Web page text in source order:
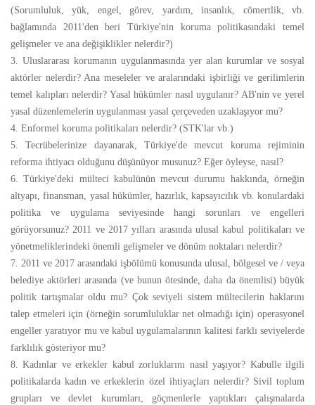
(Sorumluluk, yük, engel, görev, yardım, insanlık, cömertlik, vb.
bağlamında 2011'den beri Türkiye'nin koruma politikasındaki temel
gelişmeler ve ana değişiklikler nelerdir?)
3. Uluslararası korumanın uygulanmasında yer alan kurumlar ve sosyal
aktörler nelerdir? Ana meseleler ve aralarındaki işbirliği ve gerilimlerin
temel kalıpları nelerdir? Yasal hükümler nasıl uygulanır? AB'nin ve yerel
yasal düzenlemelerin uygulanması yasal çerçeveden uzaklaşıyor mu?
4. Enformel koruma politikaları nelerdir? (STK'lar vb.)
5. Tecrübelerinize dayanarak, Türkiye'de mevcut koruma rejiminin
reforma ihtiyacı olduğunu düşünüyor musunuz? Eğer öyleyse, nasıl?
6. Türkiye'deki mülteci kabulünün mevcut durumu hakkında, örneğin
altyapı, finansman, yasal hükümler, hazırlık, kapsayıcılık vb. konulardaki
politika ve uygulama seviyesinde hangi sorunları ve engelleri
görüyorsunuz? 2011 ve 2017 yılları arasında ulusal kabul politikaları ve
yönetmeliklerindeki önemli gelişmeler ve dönüm noktaları nelerdir?
7. 2011 ve 2017 arasındaki işbölümü konusunda ulusal, bölgesel ve / veya
belediye aktörleri arasında (ve bunun ötesinde, daha da önemlisi) büyük
politik tartışmalar oldu mu? Çok seviyeli sistem mültecilerin haklarını
talep etmeleri için (örneğin sorumluluklar net olmadığı için) operasyonel
engeller yaratıyor mu ve kabul uygulamalarının kalitesi farklı seviyelerde
farklılık gösteriyor mu?
8. Kadınlar ve erkekler kabul zorluklarını nasıl yaşıyor? Kabulle ilgili
politikalarda kadın ve erkeklerin özel ihtiyaçları nelerdir? Sivil toplum
grupları ve devlet kurumları, göçmenlerle yaptıkları çalışmalarda